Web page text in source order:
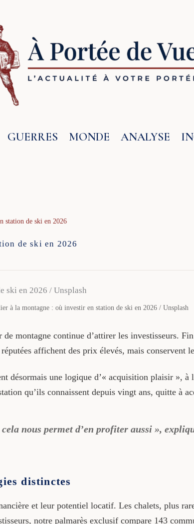
GUERRES MONDE ANALYSE
station de ski en 2026
de ski en 2026
à la montagne : où investir en station de ski en 2026 / Unsplash
montagne continue d’attirer les investisseurs.
affichent des prix élevés, mais conservent
désormais une logique d’« acquisition plaisir »,
qu’ils connaissent depuis vingt ans, quitte à
nous permet d’en profiter aussi »,
distinctes
et leur potentiel locatif. Les chalets, plus
notre palmarès exclusif compare 143